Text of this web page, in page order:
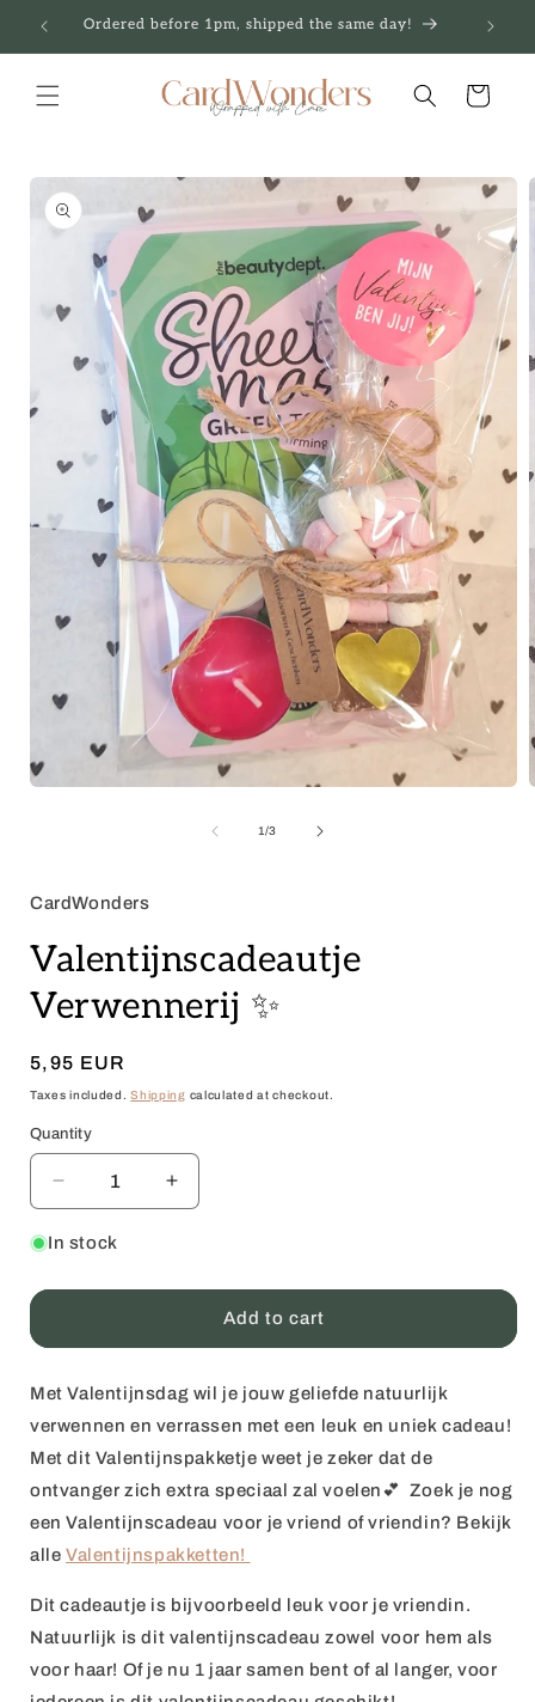
Skip to
content
Ordered before 1pm, shipped the same day!
Cart
Skip to
product
information
1/of
3
CardWonders
Valentijnscadeautje
Verwennerij ✨
Regular
price
5,95 EUR
Taxes included.Shipping calculated at checkout.
Quantity
Quantity
Decrease
quantity
for
Verwennerij
Increase
quantity
Verwennerij
In stock
Add to cart
Met Valentijnsdag wil je jouw geliefde natuurlijk
verwennen en verrassen met een leuk en uniek cadeau!
Met dit Valentijnspakketje weet je zeker dat de
ontvanger zich extra speciaal zal voelen💕 Zoek je nog
een Valentijnscadeau voor je vriend of vriendin? Bekijk
alle Valentijnspakketten!
Dit cadeautje is bijvoorbeeld leuk voor je vriendin.
Natuurlijk is dit valentijnscadeau zowel voor hem als
voor haar! Of je nu 1 jaar samen bent of al langer, voor